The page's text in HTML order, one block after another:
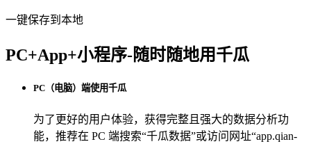
一键保存到本地
PC+App+小程序-随时随地用千瓜
PC（电脑）端使用千瓜
为了更好的用户体验，获得完整且强大的数据分析功
能，推荐在 PC 端搜索“千瓜数据”或访问网址“app.qian-